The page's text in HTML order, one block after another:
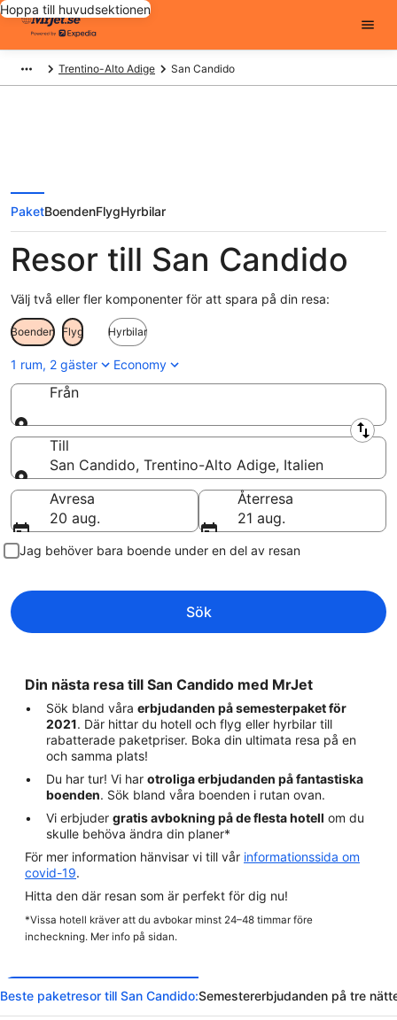
Hoppa till huvudsektionen
Trentino-Alto Adige San Candido
PaketBoendenFlygHyrbilar
Resor till San Candido
Välj två eller fler komponenter för att spara på din resa:
Boenden Flyg Hyrbilar
1 rum, 2 gäster Economy
Från
Från
Till
San Candido, Trentino-Alto Adige, Italien
Till
Avresa
20 aug.
Återresa
21 aug.
Jag behöver bara boende under en del av resan
Sök
Din nästa resa till San Candido med MrJet
Sök bland våra erbjudanden på semesterpaket för
2021. Där hittar du hotell och flyg eller hyrbilar till
rabatterade paketpriser. Boka din ultimata resa på en
och samma plats!
Du har tur! Vi har otroliga erbjudanden på fantastiska
boenden. Sök bland våra boenden i rutan ovan.
Vi erbjuder gratis avbokning på de flesta hotell om du
skulle behöva ändra din planer*
För mer information hänvisar vi till vår informationssida om
covid-19.
Hitta den där resan som är perfekt för dig nu!
*Vissa hotell kräver att du avbokar minst 24–48 timmar före
incheckning. Mer info på sidan.
Beste paketresor till San Candido:Semestererbjudanden på tre